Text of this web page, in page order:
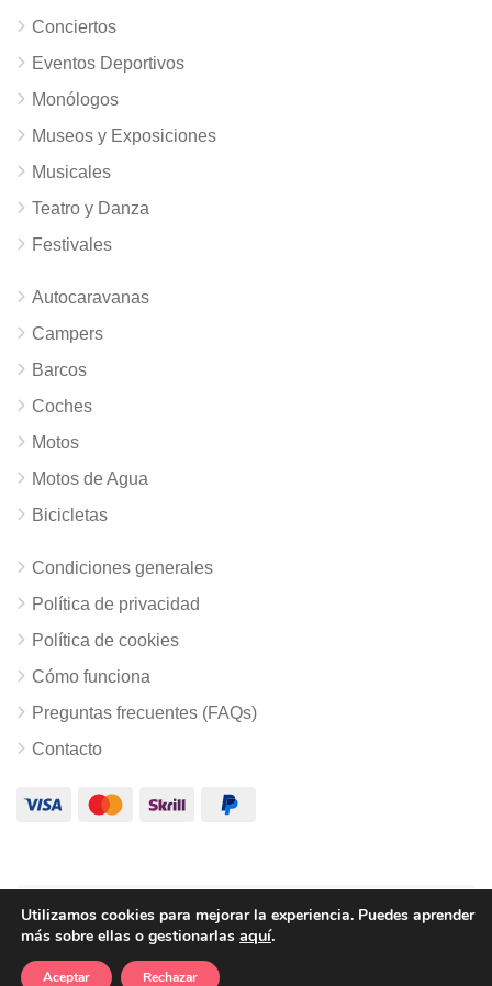
Conciertos
Eventos Deportivos
Monólogos
Museos y Exposiciones
Musicales
Teatro y Danza
Festivales
Autocaravanas
Campers
Barcos
Coches
Motos
Motos de Agua
Bicicletas
Condiciones generales
Política de privacidad
Política de cookies
Cómo funciona
Preguntas frecuentes (FAQs)
Contacto
© Copyright Escapalia.es
Utilizamos cookies para mejorar la experiencia. Puedes aprender
más sobre ellas o gestionarlas aquí.
Aceptar Rechazar